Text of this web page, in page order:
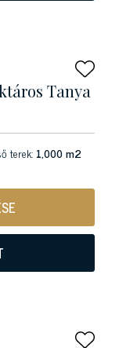
Tanya
terek: 1,000 m2